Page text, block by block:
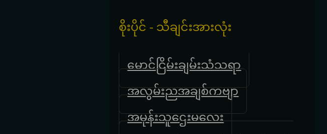
စိုးပိုင် - သီချင်းအားလုံး
မောင်ငြိမ်းချမ်းသံသရာ
အလွမ်းညအချစ်ကဗျာ
အမုန်းသူဌေးမလေး